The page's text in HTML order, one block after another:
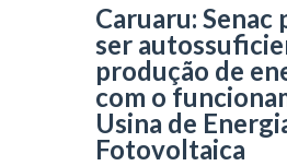
Caruaru: Senac
ser
produção de
com o
Usina de
Fotovoltaica